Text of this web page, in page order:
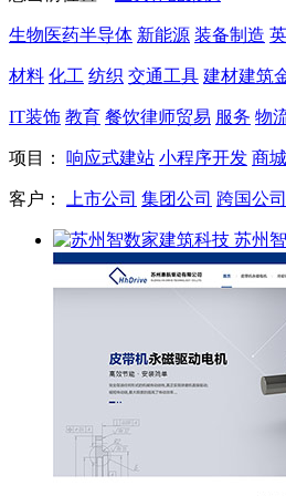
生物医药半导体 新能源 装备制造
材料 化工 纺织 交通工具 建材建筑
IT装饰 教育 餐饮律师贸易 服务 物
项目： 响应式建站 小程序开发 商城
客户： 上市公司 集团公司 跨国公司
苏州